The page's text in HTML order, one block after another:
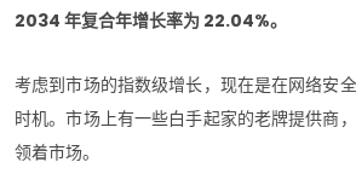
常见问题解答
2034 年复合年增长率为 22.04%。
考虑到市场的指数级增长，现在是在网络安
时机。市场上有一些白手起家的老牌提供商
领着市场。